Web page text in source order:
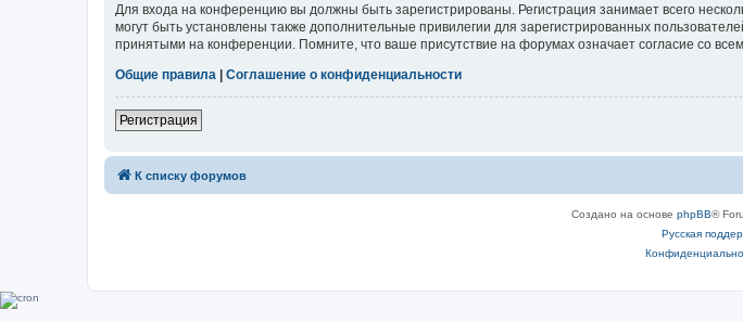
Для входа на конференцию вы должны быть зарегистрированы. Регистрация занимает всего
могут быть установлены также дополнительные привилегии для зарегистрированных
принятыми на конференции. Помните, что ваше присутствие на форумах означает согласие со
Общие правила | Соглашение о конфиденциальности
Регистрация
К списку форумов
Создано на основе phpBB®
Русская